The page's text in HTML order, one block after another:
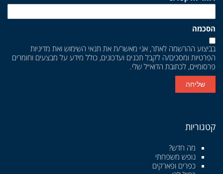
הסכמה
בביצוע ההרשמה לאתר, אני מאשר/ת את תנאי השימוש ואת מדיניות
הפרטיות ומסכים/ה לקבל תכנים ועדכונים, כולל מידע על מבצעים וחומרים
פרסומיים, לכתובת הדוא״ל שלי.
שליחה
קטגוריות
מה חדש?
נופש משפחתי
כפרים ופארקים